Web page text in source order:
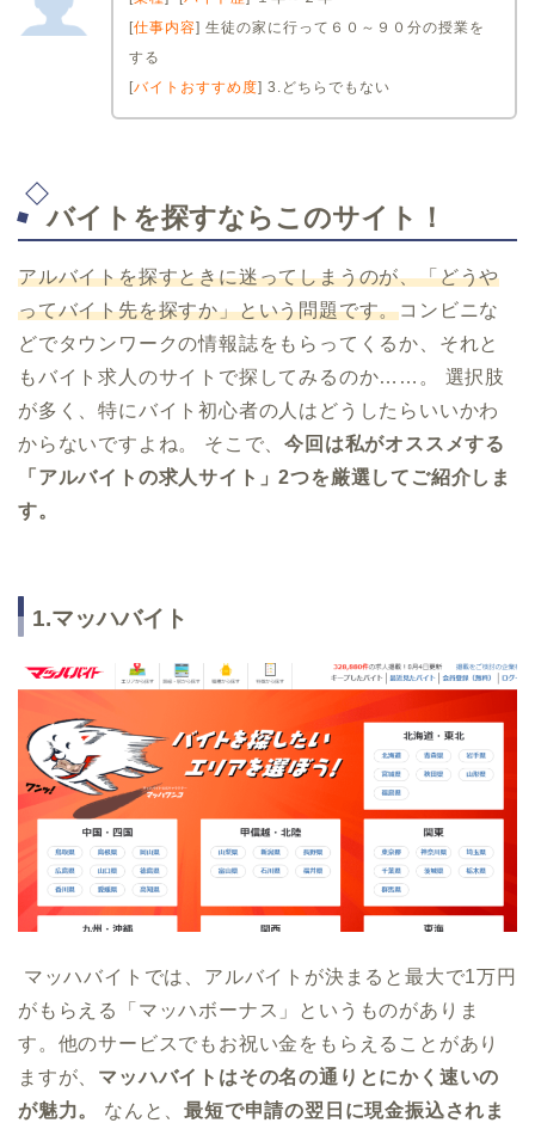
[仕事内容] 生徒の家に行って６０～９０分の授業を
する
[バイトおすすめ度] 3.どちらでもない
バイトを探すならこのサイト！
アルバイトを探すときに迷ってしまうのが、「どうや
ってバイト先を探すか」という問題です。コンビニな
どでタウンワークの情報誌をもらってくるか、それと
もバイト求人のサイトで探してみるのか……。 選択肢
が多く、特にバイト初心者の人はどうしたらいいかわ
からないですよね。 そこで、今回は私がオススメする
「アルバイトの求人サイト」2つを厳選してご紹介しま
す。
1.マッハバイト
マッハバイトでは、アルバイトが決まると最大で1万円
がもらえる「マッハボーナス」というものがありま
す。他のサービスでもお祝い金をもらえることがあり
ますが、 マッハバイトはその名の通りとにかく速いの
が魅力。
なんと、最短で申請の翌日に現金振込されま